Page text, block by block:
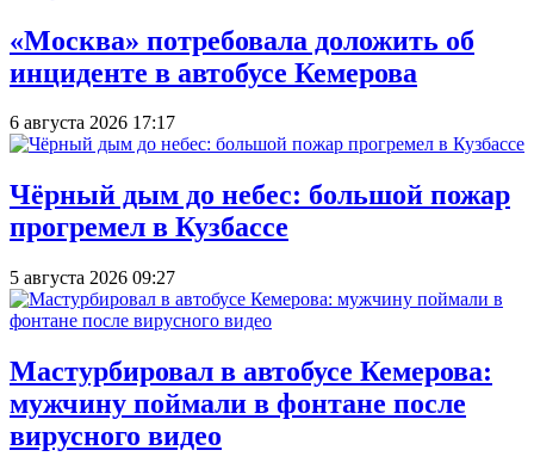
«Москва» потребовала доложить об
инциденте в автобусе Кемерова
6 августа 2026 17:17
Чёрный дым до небес: большой пожар
прогремел в Кузбассе
5 августа 2026 09:27
Мастурбировал в автобусе Кемерова:
мужчину поймали в фонтане после
вирусного видео